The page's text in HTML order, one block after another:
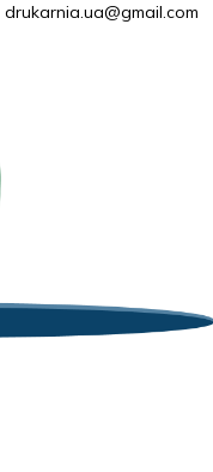
drukarnia.ua@gmail.com